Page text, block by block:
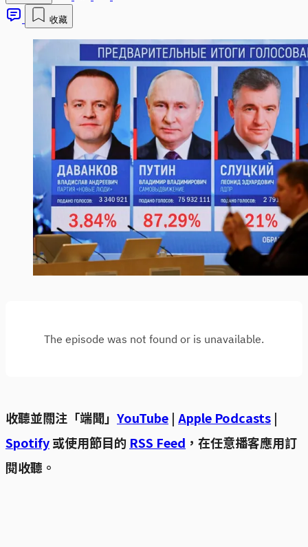
收藏
收聽並關注「端聞」 YouTube | Apple Podcasts |
Spotify或使用節目的 RSS Feed ，在任意播客應用訂
閱收聽。